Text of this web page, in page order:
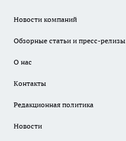
Новости компаний
Обзорные статьи и пресс-релизы
О нас
Контакты
Редакционная политика
Новости